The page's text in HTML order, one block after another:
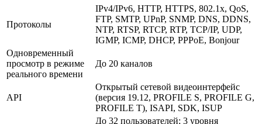
Протоколы
IPv4/IPv6, HTTP, HTTPS, 802.1x, QoS,
FTP, SMTP, UPnP, SNMP, DNS, DDNS,
NTP, RTSP, RTCP, RTP, TCP/IP, UDP,
IGMP, ICMP, DHCP, PPPoE, Bonjour
Одновременный
просмотр в режиме
реального времени
До 20 каналов
API
Открытый сетевой видеоинтерфейс
(версия 19.12, PROFILE S, PROFILE G,
PROFILE T), ISAPI, SDK, ISUP
До 32 пользователей; 3 уровня